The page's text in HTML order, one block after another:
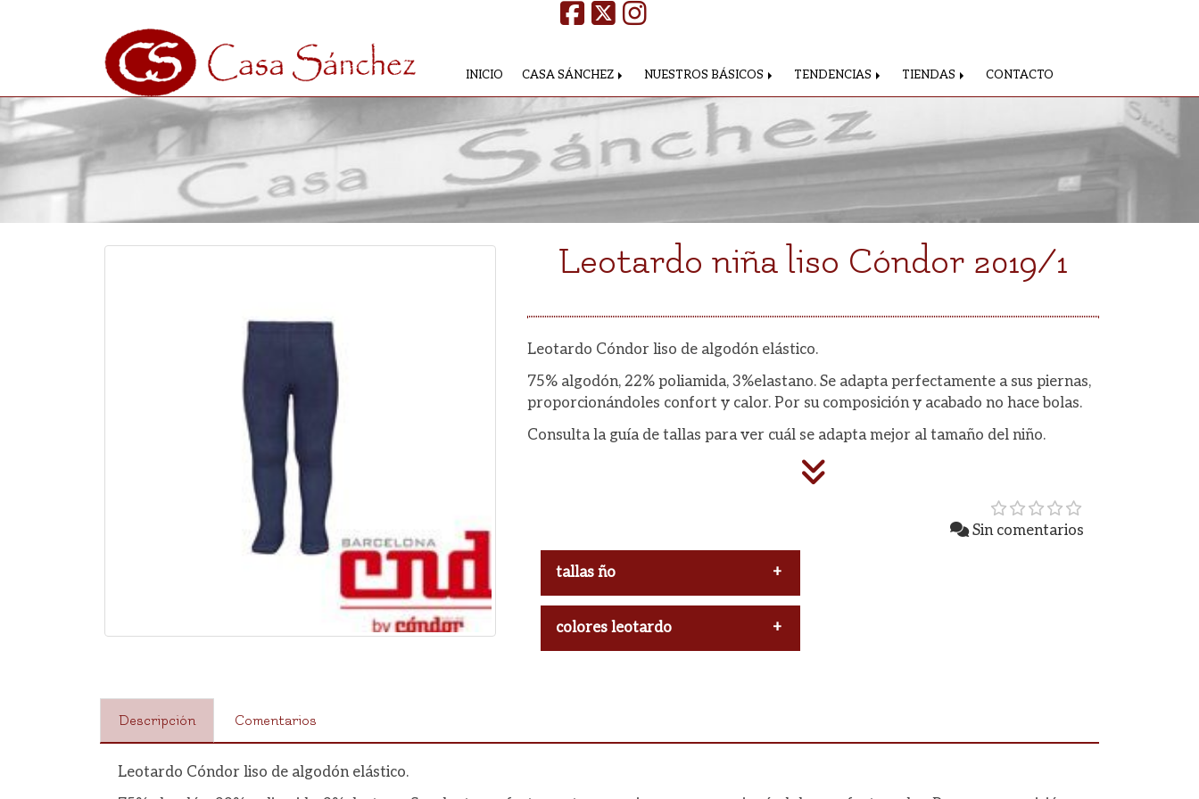
INICIO CASA SÁNCHEZ NUESTROS BÁSICOS TENDENCIAS TIENDAS CONTACTO
Leotardo niña liso Cóndor 2019/1
Leotardo Cóndor liso de algodón elástico.
75% algodón, 22% poliamida, 3%elastano. Se adapta perfectamente a sus piernas,
proporcionándoles confort y calor. Por su composición y acabado no hace bolas.
Consulta la guía de tallas para ver cuál se adapta mejor al tamaño del niño.
Sin comentarios
tallas ño
00
colores leotardo
Botella 780
Descripción Comentarios
Leotardo Cóndor liso de algodón elástico.